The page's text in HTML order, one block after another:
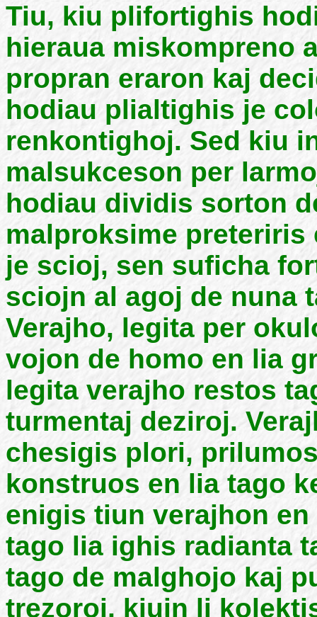
Tiu, kiu plifortighis
hieraua miskompreno
propran eraron kaj
hodiau plialtighis je
renkontighoj. Sed kiu
malsukceson per
hodiau dividis sorton
malproksime preteriris
je scioj, sen suficha
sciojn al agoj de nuna
Verajho, legita per
vojon de homo en lia
legita verajho restos
turmentaj deziroj.
chesigis plori,
konstruos en lia tago
enigis tiun verajhon
tago lia ighis radianta
tago de malghojo kaj
trezoroj, kiujn li